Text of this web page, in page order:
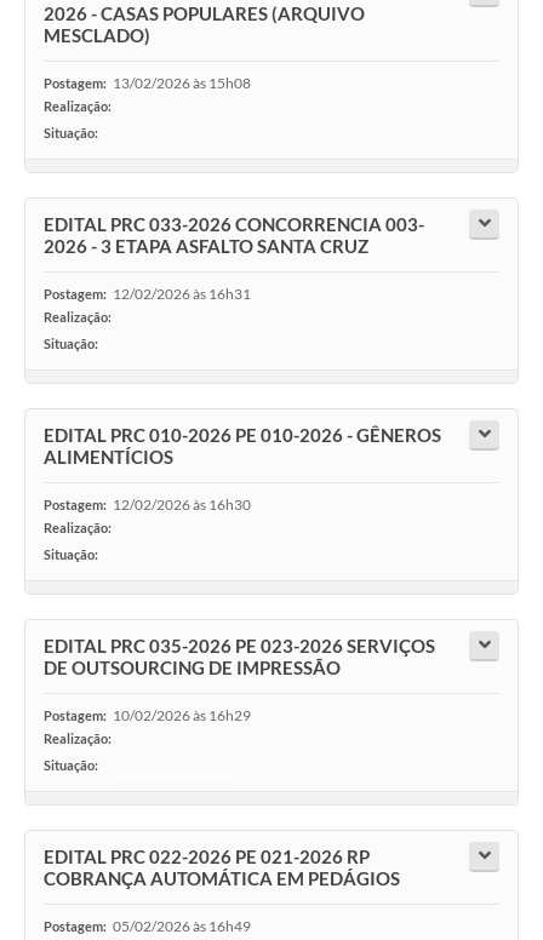
2026 - CASAS POPULARES (ARQUIVO
MESCLADO)
Postagem: 13/02/2026 às 15h08
Realização:
Situação:
EDITAL PRC 033-2026 CONCORRENCIA 003-
2026 - 3 ETAPA ASFALTO SANTA CRUZ
Postagem: 12/02/2026 às 16h31
Realização:
Situação:
EDITAL PRC 010-2026 PE 010-2026 - GÊNEROS
ALIMENTÍCIOS
Postagem: 12/02/2026 às 16h30
Realização:
Situação:
EDITAL PRC 035-2026 PE 023-2026 SERVIÇOS
DE OUTSOURCING DE IMPRESSÃO
Postagem: 10/02/2026 às 16h29
Realização:
Situação:
EDITAL PRC 022-2026 PE 021-2026 RP
COBRANÇA AUTOMÁTICA EM PEDÁGIOS
Postagem: 05/02/2026 às 16h49